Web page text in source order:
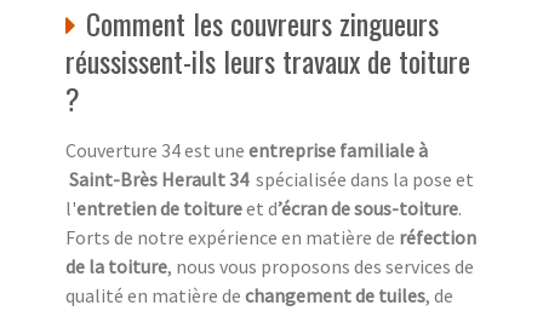
Comment les couvreurs zingueurs
réussissent-ils leurs travaux de toiture
?
Couverture 34 est une entreprise familiale à
Saint-Brès Herault 34 spécialisée dans la pose et
l'entretien de toitureet d’écran de sous-toiture.
Forts de notre expérience en matière de réfection
de la toiture, nous vous proposons des services de
qualité en matière de changement de tuiles, de